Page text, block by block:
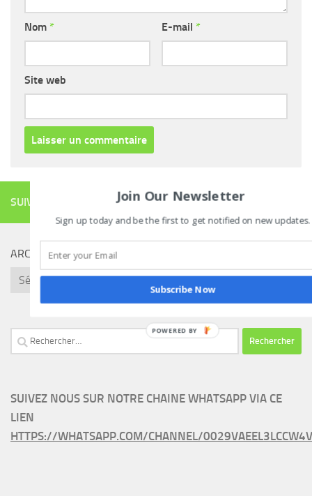
Nom * E-mail *
Site web
SUIVRE
ARCHIVES
Archives
Rechercher :
SUIVEZ NOUS SUR NOTRE CHAINE WHATSAPP VIA CE
LIEN
HTTPS://WHATSAPP.COM/CHANNEL/
Join Our Newsletter
Sign up today and be the first to get notified on new updates.
Subscribe Now